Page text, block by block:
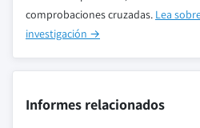
comprobaciones cruzadas. Lea
investigación →
Informes relacionados